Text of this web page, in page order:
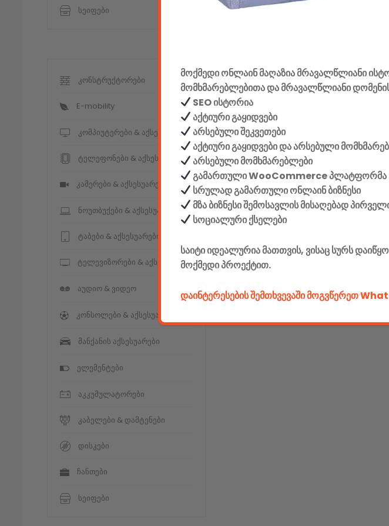
სეიფები
კონსტრუქტორები
E-mobility
კომპიუტერები & აქსესუარები
ტელეფონები & აქსესუარები
კამერები & აქსესუარები
ნოუთბუქები & აქსესუარები
ტაბები & აქსესუარები
ტელევიზორები & აქსესუარები
აუდიო & ვიდეო
კონსოლები & აქსესუარები
მანქანის აქსესუარები
ელემენტები
აკკუმულატორები
კაბელები & დამტენები
დისკები
ჩანთები
სეიფები
მოქმედი ონლაინ მაღაზია მრავალწლიანი
მომხმარებლებითა და მრავალწლიანი
SEO ისტორია
აქტიური გაყიდვები
არსებული შეკვეთები
აქტიური გაყიდვები და არსებული
არსებული მომხმარებლები
გამართული WooCommerce პლატფორმა
სრულად გამართული ონლაინ ბიზნესი
მზა ბიზნესი შემოსავლის მისაღებად
სოციალური ქსელები
საიტი იდეალურია მათთვის, ვისაც სურს
მოქმედი პროექტით.
დაინტერესების შემთხვევაში მოგვწერეთ